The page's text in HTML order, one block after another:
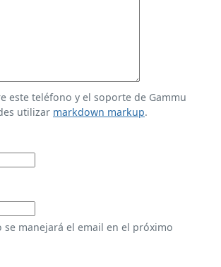
este teléfono y el soporte de Gammu
utilizar markdown markup.
se manejará el email en el próximo